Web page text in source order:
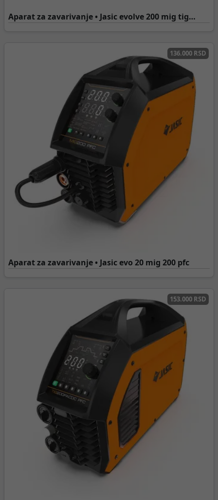
Aparat za zavarivanje • Jasic evolve 200 mig tig
136.000 RSD
Aparat za zavarivanje • Jasic evo 20 mig 200 pfc
153.000 RSD